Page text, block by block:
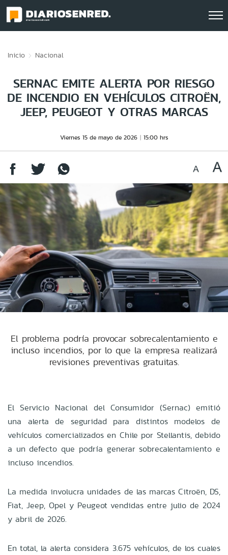
Inicio Nacional
SERNAC EMITE ALERTA POR RIESGO
DE INCENDIO EN VEHÍCULOS CITROËN,
JEEP, PEUGEOT Y OTRAS MARCAS
Viernes 15 de mayo de 2026 15:00 hrs
El problema podría provocar sobrecalentamiento e
incluso incendios, por lo que la empresa realizará
revisiones preventivas gratuitas.
El Servicio Nacional del Consumidor (Sernac) emitió
una alerta de seguridad para distintos modelos de
vehículos comercializados en Chile por Stellantis, debido
a un defecto que podría generar sobrecalentamiento e
incluso incendios.
La medida involucra unidades de las marcas Citroën, DS,
Fiat, Jeep, Opel y Peugeot vendidas entre julio de 2024
y abril de 2026.
En total, la alerta considera 3.675 vehículos, de los cuales